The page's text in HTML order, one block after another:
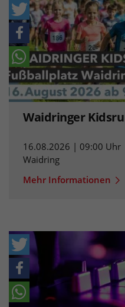
Waidringer
16.08.2026 | 09:00 Uhr
Waidring
Mehr Informationen